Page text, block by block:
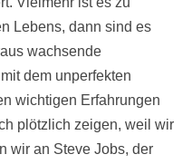
Lebens, dann sind es
wachsende
dem unperfekten
wichtigen Erfahrungen
plötzlich zeigen, weil wir
wir an Steve Jobs, der